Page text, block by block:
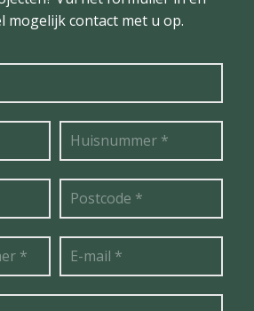
mogelijk contact met u op.